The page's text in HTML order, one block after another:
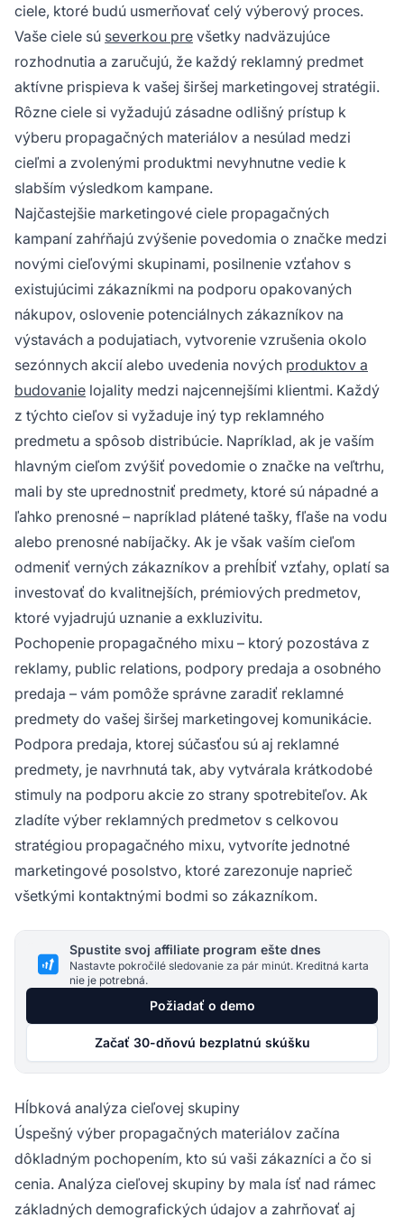
ciele, ktoré budú usmerňovať celý výberový proces.
Vaše ciele sú severkou pre všetky nadväzujúce
rozhodnutia a zaručujú, že každý reklamný predmet
aktívne prispieva k vašej širšej marketingovej stratégii.
Rôzne ciele si vyžadujú zásadne odlišný prístup k
výberu propagačných materiálov a nesúlad medzi
cieľmi a zvolenými produktmi nevyhnutne vedie k
slabším výsledkom kampane.
Najčastejšie marketingové ciele propagačných
kampaní zahŕňajú zvýšenie povedomia o značke medzi
novými cieľovými skupinami, posilnenie vzťahov s
existujúcimi zákazníkmi na podporu opakovaných
nákupov, oslovenie potenciálnych zákazníkov na
výstavách a podujatiach, vytvorenie vzrušenia okolo
sezónnych akcií alebo uvedenia nových produktov a
budovanie lojality medzi najcennejšími klientmi. Každý
z týchto cieľov si vyžaduje iný typ reklamného
predmetu a spôsob distribúcie. Napríklad, ak je vaším
hlavným cieľom zvýšiť povedomie o značke na veľtrhu,
mali by ste uprednostniť predmety, ktoré sú nápadné a
ľahko prenosné – napríklad plátené tašky, fľaše na vodu
alebo prenosné nabíjačky. Ak je však vaším cieľom
odmeniť verných zákazníkov a prehĺbiť vzťahy, oplatí sa
investovať do kvalitnejších, prémiových predmetov,
ktoré vyjadrujú uznanie a exkluzivitu.
Pochopenie propagačného mixu – ktorý pozostáva z
reklamy, public relations, podpory predaja a osobného
predaja – vám pomôže správne zaradiť reklamné
predmety do vašej širšej marketingovej komunikácie.
Podpora predaja, ktorej súčasťou sú aj reklamné
predmety, je navrhnutá tak, aby vytvárala krátkodobé
stimuly na podporu akcie zo strany spotrebiteľov. Ak
zladíte výber reklamných predmetov s celkovou
stratégiou propagačného mixu, vytvoríte jednotné
marketingové posolstvo, ktoré zarezonuje naprieč
všetkými kontaktnými bodmi so zákazníkom.
Spustite svoj affiliate program ešte dnes
Nastavte pokročilé sledovanie za pár minút. Kreditná karta
nie je potrebná.
Požiadať o demo
Začať 30-dňovú bezplatnú skúšku
Hĺbková analýza cieľovej skupiny
Úspešný výber propagačných materiálov začína
dôkladným pochopením, kto sú vaši zákazníci a čo si
cenia. Analýza cieľovej skupiny by mala ísť nad rámec
základných demografických údajov a zahrňovať aj